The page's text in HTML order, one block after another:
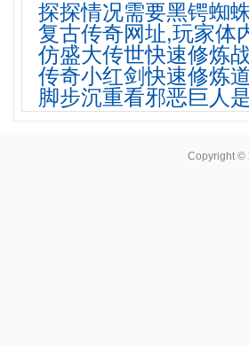
探探情况需要黑锷蜘
复古传奇网址,玩家体
仿盛大传世快速修炼
传奇小红剑快速修炼
脚步沉重看邪恶巨人
Copyright